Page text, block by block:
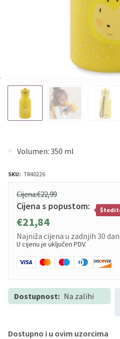
Volumen: 350 ml
SKU: TR40226
Cijena:€22,99
Cijena s popustom:
€21,84
Najniža cijena u zadnjih 30
U cijenu je uključen PDV.
Dostupnost: Na zalihi
Dostupno i u ovim uzorcima